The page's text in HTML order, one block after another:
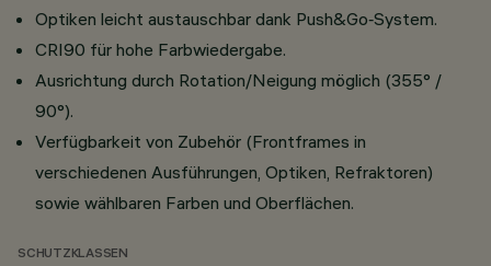
Optiken leicht austauschbar dank Push&Go‑System.
CRI90 für hohe Farbwiedergabe.
Ausrichtung durch Rotation/Neigung möglich (355° /
90°).
Verfügbarkeit von Zubehör (Frontframes in
verschiedenen Ausführungen, Optiken, Refraktoren)
sowie wählbaren Farben und Oberflächen.
SCHUTZKLASSEN